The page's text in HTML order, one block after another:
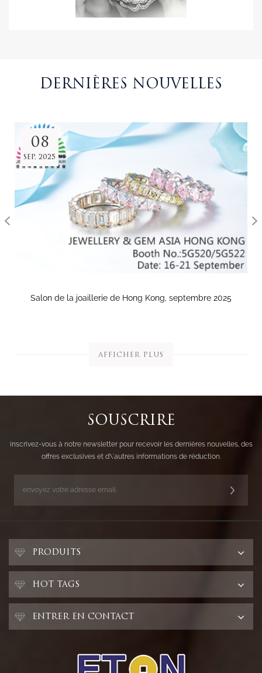
la base de notre entreprise et nous vous souhaitons la
DERNIÈRES NOUVELLES
08
Sep, 2025
Salon de la joaillerie de Hong Kong, septembre 2025
AFFICHER PLUS
SOUSCRIRE
inscrivez-vous à notre newsletter pour recevoir les dernières nouvelles, des
offres exclusives et d\'autres informations de réduction.
PRODUITS
HOT TAGS
ENTRER EN CONTACT